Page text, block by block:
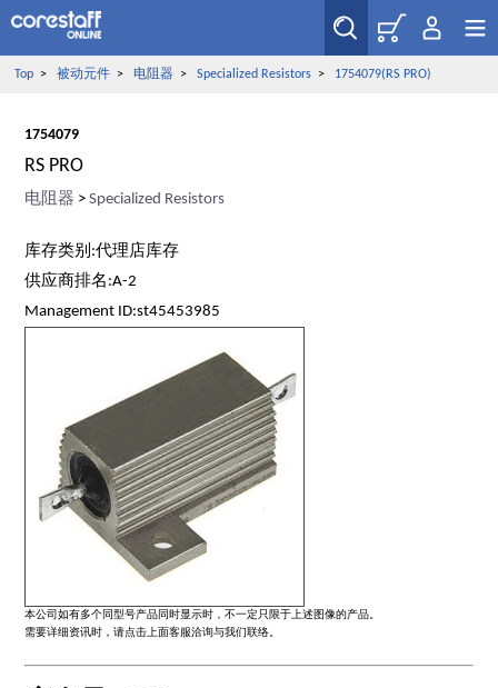
Top> 被动元件> 电阻器> Specialized Resistors> 1754079(RS PRO)
1754079
RS PRO
电阻器 >Specialized Resistors
库存类别:代理店库存
供应商排名:A-2
Management ID:st45453985
本公司如有多个同型号产品同时显示时，不一定只限于上述图像的产品。
需要详细资讯时，请点击上面客服洽询与我们联络。